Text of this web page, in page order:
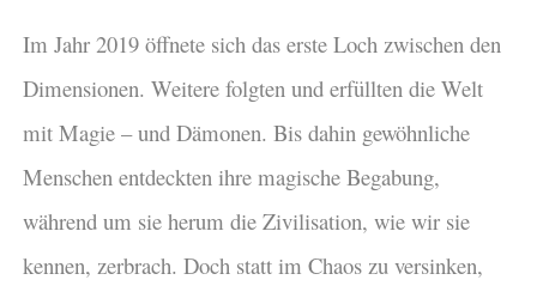
Im Jahr 2019 öffnete sich das erste Loch zwischen den
Dimensionen. Weitere folgten und erfüllten die Welt
mit Magie – und Dämonen. Bis dahin gewöhnliche
Menschen entdeckten ihre magische Begabung,
während um sie herum die Zivilisation, wie wir sie
kennen, zerbrach. Doch statt im Chaos zu versinken,